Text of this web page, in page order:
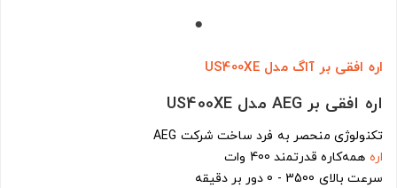
اره افقی بر آاگ مدل US400XE
اره افقی بر AEG مدل US400XE
تکنولوژی منحصر به فرد ساخت شرکت AEG
اره همه‌کاره قدرتمند 400 وات
سرعت بالای 3500 - 0 دور بر دقیقه